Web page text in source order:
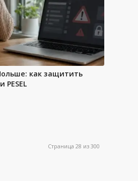
как защитить
PESEL
Страница 28 из 300